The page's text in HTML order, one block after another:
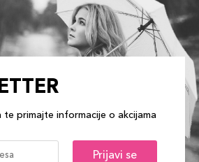
te primajte informacije o akcijama
Prijavi se